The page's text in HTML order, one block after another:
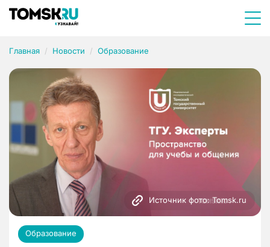
Главная Новости Образование
Источник фото: Tomsk.ru
Образование